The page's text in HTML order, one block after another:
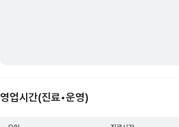
영업시간(진료•운영)